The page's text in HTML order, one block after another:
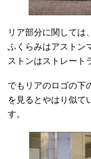
リア部分に関しては
ふくらみはアストン
ストンはストレート
でもリアのロゴの下
を見るとやはり似て
す。